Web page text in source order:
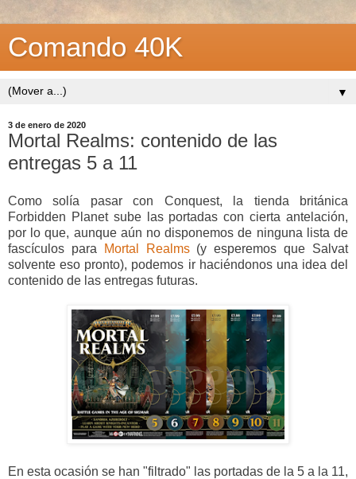
Comando 40K
▼
3 de enero de 2020
Mortal Realms: contenido de las
entregas 5 a 11
Como solía pasar con Conquest, la tienda británica
Forbidden Planet sube las portadas con cierta antelación,
por lo que, aunque aún no disponemos de ninguna lista de
fascículos para
Mortal Realms(y esperemos que Salvat
solvente eso pronto), podemos ir haciéndonos una idea del
contenido de las entregas futuras.
En esta ocasión se han "filtrado" las portadas de la 5 a la 11,